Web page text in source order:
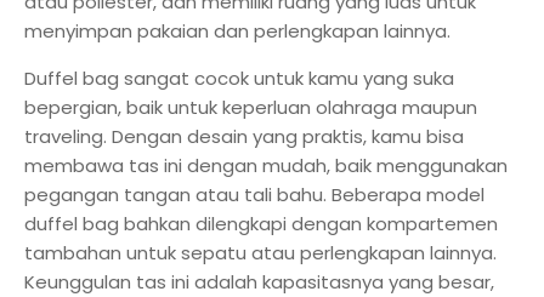
menyimpan pakaian dan perlengkapan lainnya.
Duffel bag sangat cocok untuk kamu yang suka
bepergian, baik untuk keperluan olahraga maupun
traveling. Dengan desain yang praktis, kamu bisa
membawa tas ini dengan mudah, baik menggunakan
pegangan tangan atau tali bahu. Beberapa model
duffel bag bahkan dilengkapi dengan kompartemen
tambahan untuk sepatu atau perlengkapan lainnya.
Keunggulan tas ini adalah kapasitasnya yang besar,